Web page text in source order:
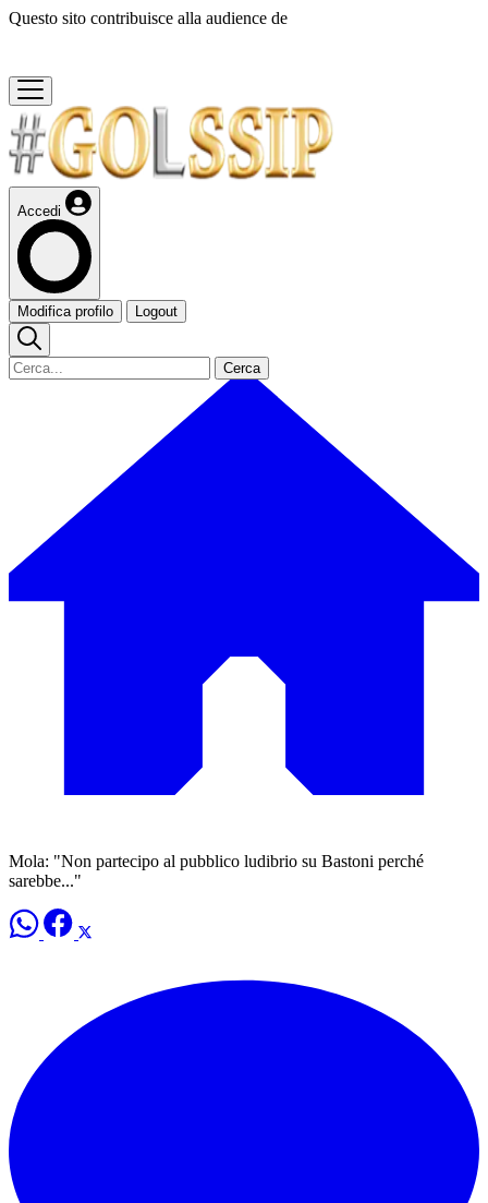
Questo sito contribuisce alla audience de
Accedi
Modifica profilo Logout
Cerca
Mola: "Non partecipo al pubblico ludibrio su Bastoni perché
sarebbe..."